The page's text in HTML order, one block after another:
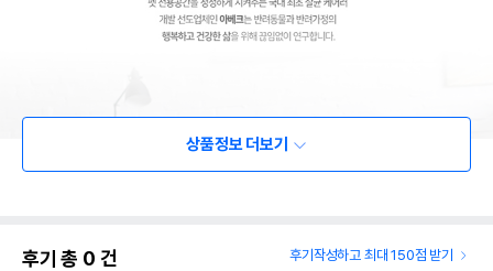
상품정보 더보기
후기 총 0 건 후기작성하고 최대 150점 받기